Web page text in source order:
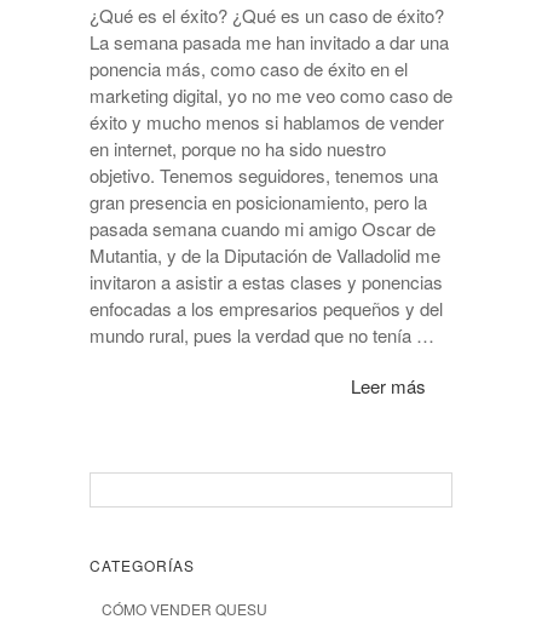
¿Qué es el éxito? ¿Qué es un caso de éxito?
La semana pasada me han invitado a dar una
ponencia más, como caso de éxito en el
marketing digital, yo no me veo como caso de
éxito y mucho menos si hablamos de vender
en internet, porque no ha sido nuestro
objetivo. Tenemos seguidores, tenemos una
gran presencia en posicionamiento, pero la
pasada semana cuando mi amigo Oscar de
Mutantia, y de la Diputación de Valladolid me
invitaron a asistir a estas clases y ponencias
enfocadas a los empresarios pequeños y del
mundo rural, pues la verdad que no tenía …
Leer más
CATEGORÍAS
CÓMO VENDER QUESU